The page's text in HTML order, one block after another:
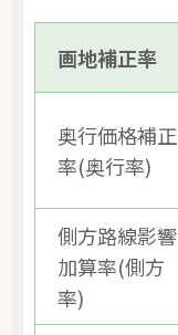
画地補正率
奥行価格補正
率(奥行率)
側方路線影響
加算率(側方
率)